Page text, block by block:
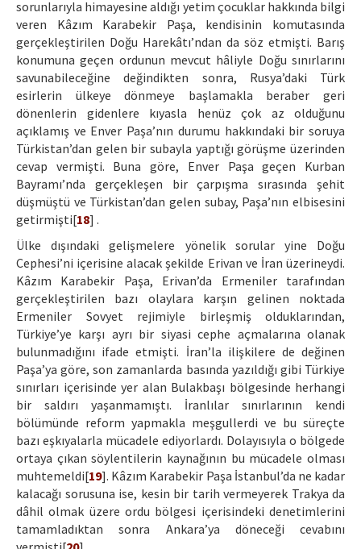
sorunlarıyla himayesine aldığı yetim çocuklar hakkında bilgi
veren Kâzım Karabekir Paşa, kendisinin komutasında
gerçekleştirilen Doğu Harekâtı’ndan da söz etmişti. Barış
konumuna geçen ordunun mevcut hâliyle Doğu sınırlarını
savunabileceğine değindikten sonra, Rusya’daki Türk
esirlerin ülkeye dönmeye başlamakla beraber geri
dönenlerin gidenlere kıyasla henüz çok az olduğunu
açıklamış ve Enver Paşa’nın durumu hakkındaki bir soruya
Türkistan’dan gelen bir subayla yaptığı görüşme üzerinden
cevap vermişti. Buna göre, Enver Paşa geçen Kurban
Bayramı’nda gerçekleşen bir çarpışma sırasında şehit
düşmüştü ve Türkistan’dan gelen subay, Paşa’nın elbisesini
getirmişti[18] .
Ülke dışındaki gelişmelere yönelik sorular yine Doğu
Cephesi’ni içerisine alacak şekilde Erivan ve İran üzerineydi.
Kâzım Karabekir Paşa, Erivan’da Ermeniler tarafından
gerçekleştirilen bazı olaylara karşın gelinen noktada
Ermeniler Sovyet rejimiyle birleşmiş olduklarından,
Türkiye’ye karşı ayrı bir siyasi cephe açmalarına olanak
bulunmadığını ifade etmişti. İran’la ilişkilere de değinen
Paşa’ya göre, son zamanlarda basında yazıldığı gibi Türkiye
sınırları içerisinde yer alan Bulakbaşı bölgesinde herhangi
bir saldırı yaşanmamıştı. İranlılar sınırlarının kendi
bölümünde reform yapmakla meşgullerdi ve bu süreçte
bazı eşkıyalarla mücadele ediyorlardı. Dolayısıyla o bölgede
ortaya çıkan söylentilerin kaynağının bu mücadele olması
muhtemeldi[19]. Kâzım Karabekir Paşa İstanbul’da ne kadar
kalacağı sorusuna ise, kesin bir tarih vermeyerek Trakya da
dâhil olmak üzere ordu bölgesi içerisindeki denetimlerini
tamamladıktan sonra Ankara’ya döneceği cevabını